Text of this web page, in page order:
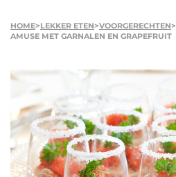
HOME>LEKKER ETEN>VOORGERECHTEN>
AMUSE MET GARNALEN EN GRAPEFRUIT